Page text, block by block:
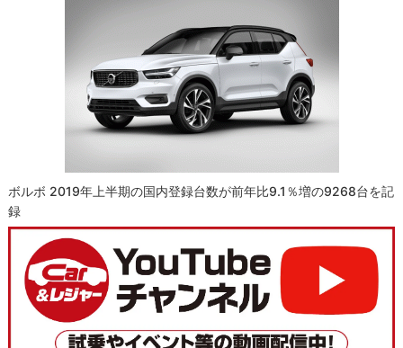
ボルボ 2019年上半期の国内登録台数が前年比9.1％増の9268台を記
録